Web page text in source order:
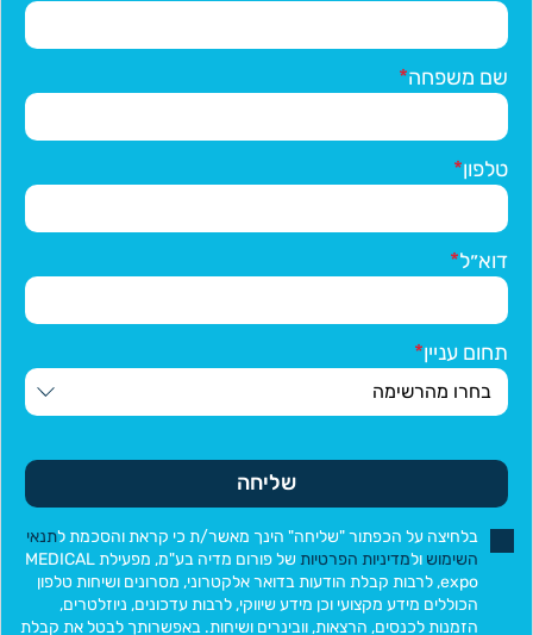
שם משפחה
טלפון
דוא״ל
תחום עניין
שליחה
בלחיצה על הכפתור "שליחה" הינך מאשר/ת כי קראת והסכמת לתנאי
השימוש ולמדיניות הפרטיות
של פורום מדיה בע"מ, מפעילת MEDICAL
expo, לרבות קבלת הודעות בדואר אלקטרוני, מסרונים ושיחות טלפון
הכוללים מידע מקצועי וכן מידע שיווקי, לרבות עדכונים, ניוזלטרים,
הזמנות לכנסים, הרצאות, וובינרים ושיחות. באפשרותך לבטל את קבלת